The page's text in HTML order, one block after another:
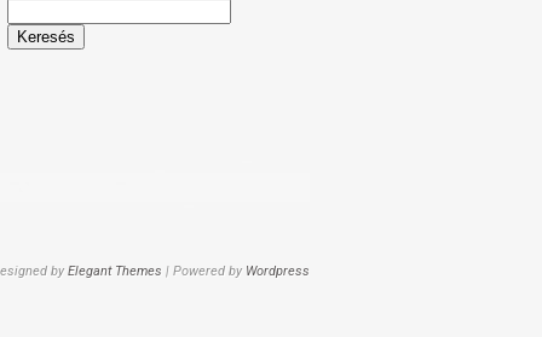
by Elegant Themes | Powered by Wordpress